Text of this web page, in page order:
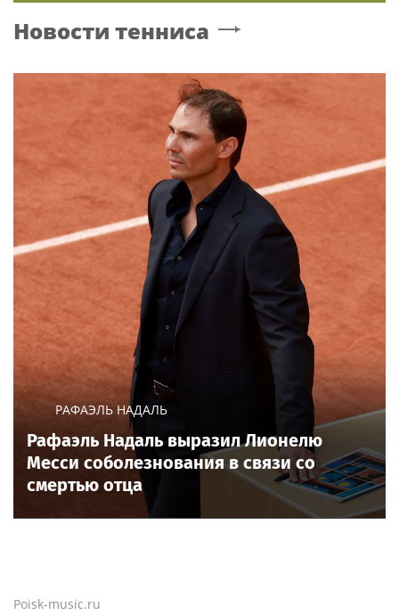
Новости тенниса
РАФАЭЛЬ НАДАЛЬ
Рафаэль Надаль выразил Лионелю
Месси соболезнования в связи со
смертью отца
Poisk-music.ru